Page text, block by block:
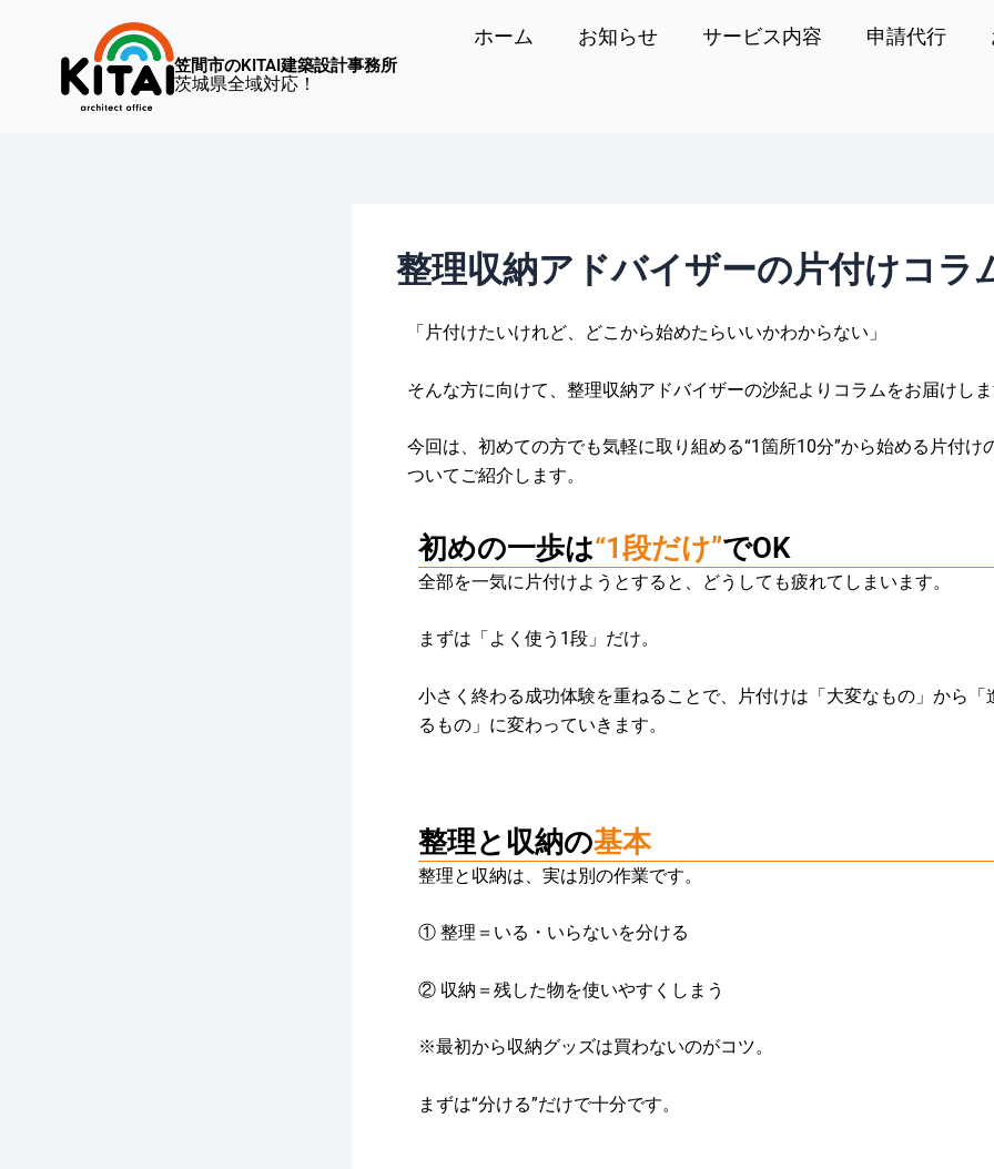
笠間市のKITAI建築設計事務所
茨城県全域対応！
ホーム お知らせ サービス内容 申請代行
整理収納アドバイザーの片付けコラ
「片付けたいけれど、どこから始めたらいいかわからない」
そんな方に向けて、整理収納アドバイザーの沙紀よりコラムをお届けし
今回は、初めての方でも気軽に取り組める“1箇所10分”から始める片付け
ついてご紹介します。
初めの一歩は“1段だけ”でOK
全部を一気に片付けようとすると、どうしても疲れてしまいます。
まずは「よく使う1段」だけ。
小さく終わる成功体験を重ねることで、
片付けは「大変なもの」から「
るもの」に変わっていきます。
整理と収納の基本
整理と収納は、実は別の作業です。
① 整理＝いる・いらないを分ける
② 収納＝残した物を使いやすくしまう
※最初から収納グッズは買わないのがコツ。
まずは“分ける”だけで十分です。